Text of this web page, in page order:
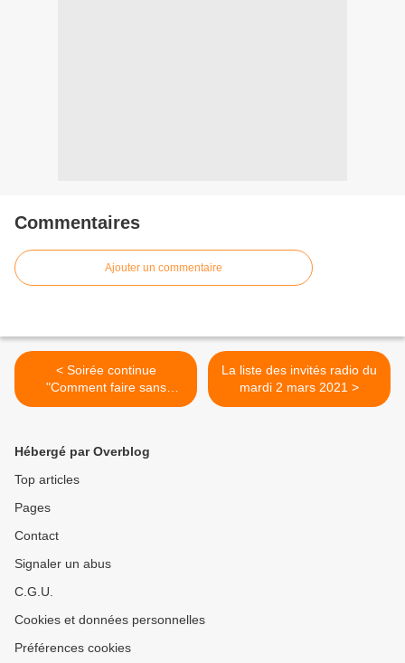
Commentaires
Ajouter un commentaire
< Soirée continue
"Comment faire sans
pesticides ?" ce soir sur
La liste des invités radio du
mardi 2 mars 2021 >
Hébergé par Overblog
Top articles
Pages
Contact
Signaler un abus
C.G.U.
Cookies et données personnelles
Préférences cookies